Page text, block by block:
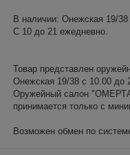
В наличии: Онежская 19/
С 10 до 21 ежедневно.
Товар представлен
Онежская 19/38 с 10.00 до
Оружейный салон
принимается только с
Возможен обмен по